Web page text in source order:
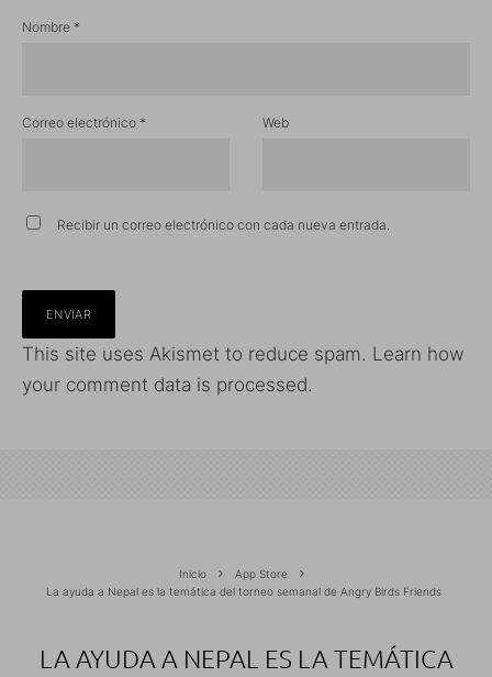
Nombre *
Correo electrónico * Web
Recibir un correo electrónico con cada nueva entrada.
This site uses Akismet to reduce spam. Learn how
your comment data is processed.
Inicio
App Store
La ayuda a Nepal es la temática del torneo semanal de Angry Birds Friends
LA AYUDA A NEPAL ES LA TEMÁTICA